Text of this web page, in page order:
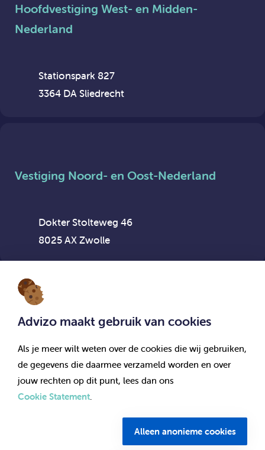
Advizo maakt gebruik van cookies
Als je meer wilt weten over de cookies die wij gebruiken,
de gegevens die daarmee verzameld worden en over
jouw rechten op dit punt, lees dan ons
Cookie Statement
Alleen anonieme cookies
Hoofdvestiging West- en Midden-
Nederland
Stationspark 827
3364 DA Sliedrecht
Vestiging Noord- en Oost-Nederland
Dokter Stolteweg 46
8025 AX Zwolle
Vestiging Flexpool Advizo Interim
Dokter Stolteweg 46
8025 AX Zwolle
© Advizo 2026. Alle rechten voorbehouden.
Documenten & bedrijfsgegevens
Onderdeel van Partinzo